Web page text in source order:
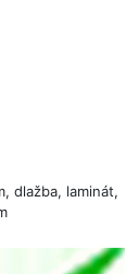
dlažba, laminát,